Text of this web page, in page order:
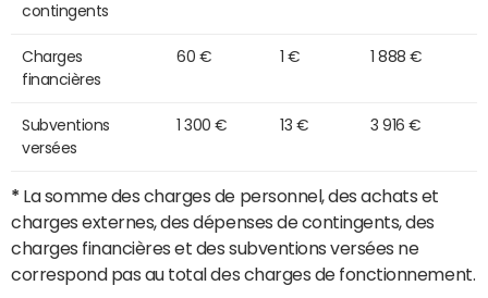
contingents
Charges
financières
60 € 1 € 1 888 €
Subventions
versées
1 300 € 13 € 3 916 €
* La somme des charges de personnel, des achats et
charges externes, des dépenses de contingents, des
charges financières et des subventions versées ne
correspond pas au total des charges de fonctionnement.